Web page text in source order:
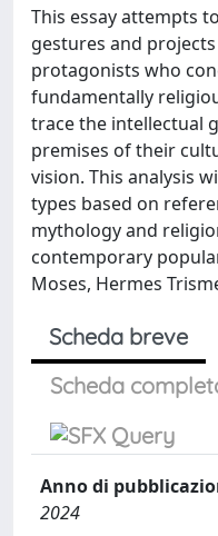
This essay attempts
gestures and
protagonists who
fundamentally
trace the intellectual
premises of their
vision. This analysis
types based on
mythology and
contemporary
Moses, Hermes
Scheda breve
Scheda
Anno di
2024